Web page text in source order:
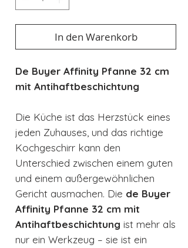
In den Warenkorb
De Buyer Affinity Pfanne 32 cm
mit Antihaftbeschichtung
Die Küche ist das Herzstück eines
jeden Zuhauses, und das richtige
Kochgeschirr kann den
Unterschied zwischen einem guten
und einem außergewöhnlichen
Gericht ausmachen. Die de Buyer
Affinity Pfanne 32 cm mit
Antihaftbeschichtung ist mehr als
nur ein Werkzeug – sie ist ein